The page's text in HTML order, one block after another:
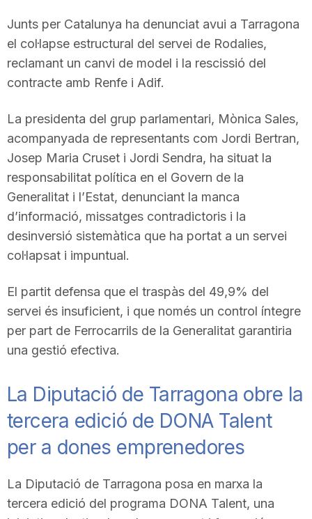
Junts per Catalunya ha denunciat avui a Tarragona
el col·lapse estructural del servei de Rodalies,
reclamant un canvi de model i la rescissió del
contracte amb Renfe i Adif.
La presidenta del grup parlamentari, Mònica Sales,
acompanyada de representants com Jordi Bertran,
Josep Maria Cruset i Jordi Sendra, ha situat la
responsabilitat política en el Govern de la
Generalitat i l’Estat, denunciant la manca
d’informació, missatges contradictoris i la
desinversió sistemàtica que ha portat a un servei
col·lapsat i impuntual.
El partit defensa que el traspàs del 49,9% del
servei és insuficient, i que només un control íntegre
per part de Ferrocarrils de la Generalitat garantiria
una gestió efectiva.
La Diputació de Tarragona obre la
tercera edició de DONA Talent
per a dones emprenedores
La Diputació de Tarragona posa en marxa la
tercera edició del programa DONA Talent, una